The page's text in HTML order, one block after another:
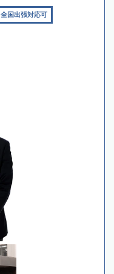
全国出張対応可